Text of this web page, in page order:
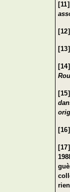
[11]
[12]
[13]
[14]
[15]
[16]
[17]